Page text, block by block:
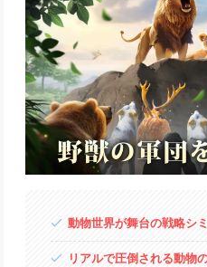
動物世界が舞台の戦略シ
リアルで圧倒される動物